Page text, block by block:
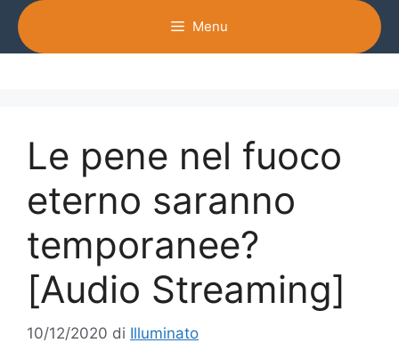
Vai
contenuto
Menu
Le pene nel fuoco
eterno saranno
temporanee?
[Audio Streaming]
10/12/2020 di Illuminato